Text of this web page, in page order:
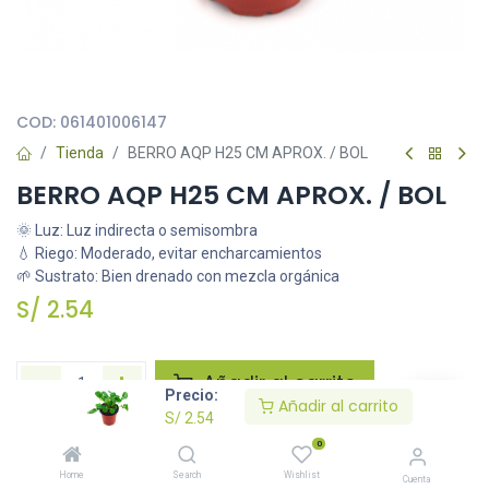
Precio:
S/ 2.54
Añadir al carrito
Home Search
0
Wishlist Cuenta
COD: 061401006147
Tienda BERRO AQP H25 CM APROX. / BOL
BERRO AQP H25 CM APROX. / BOL
🌞 Luz: Luz indirecta o semisombra
💧 Riego: Moderado, evitar encharcamientos
🌱 Sustrato: Bien drenado con mezcla orgánica
S/ 2.54
Añadir al carrito
Agregar a la lista de deseos